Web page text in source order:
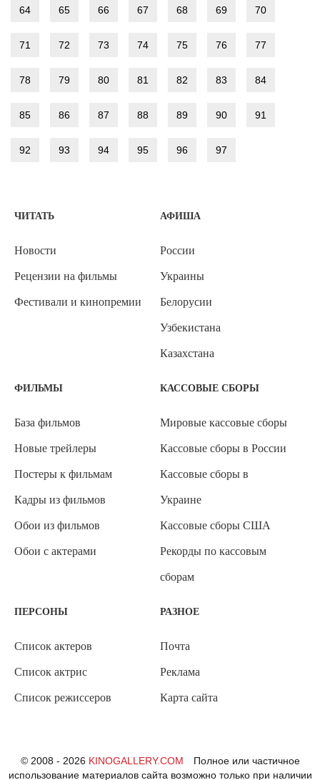
64 65 66 67 68 69 70
71 72 73 74 75 76 77
78 79 80 81 82 83 84
85 86 87 88 89 90 91
92 93 94 95 96 97
ЧИТАТЬ
Новости
Рецензии на фильмы
Фестивали и кинопремии
АФИША
России
Украины
Белорусии
Узбекистана
Казахстана
ФИЛЬМЫ
База фильмов
Новые трейлеры
Постеры к фильмам
Кадры из фильмов
Обои из фильмов
Обои с актерами
КАССОВЫЕ СБОРЫ
Мировые кассовые сборы
Кассовые сборы в России
Кассовые сборы в
Украине
Кассовые сборы США
Рекорды по кассовым
сборам
ПЕРСОНЫ
Список актеров
Список актрис
Список режиссеров
РАЗНОЕ
Почта
Реклама
Карта сайта
© 2008 - 2026 KINOGALLERY.COM
Полное или частичное
использование материалов сайта возможно только при наличии